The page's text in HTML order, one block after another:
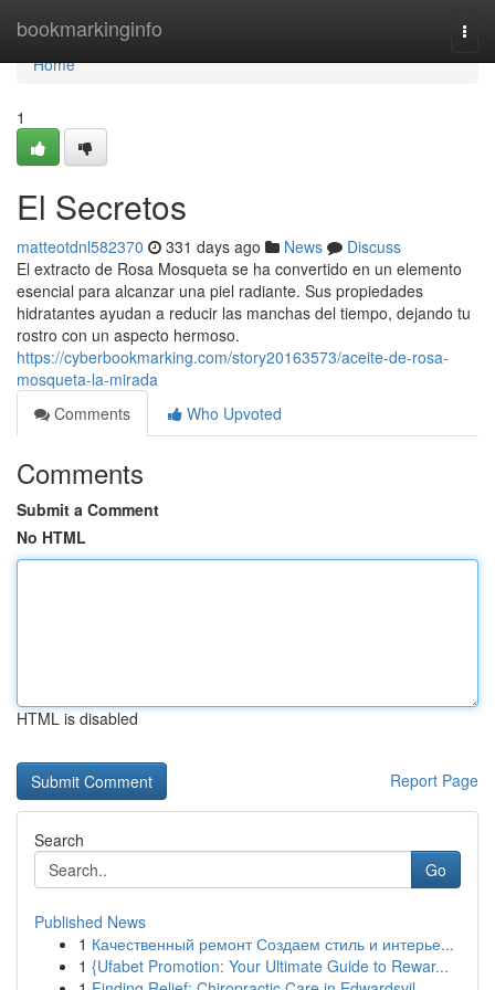
bookmarkinginfo
Home
Home
1
El Secretos
matteotdnl582370 331 days ago News
Discuss
El extracto de Rosa Mosqueta se ha convertido en un elemento
esencial para alcanzar una piel radiante. Sus propiedades
hidratantes ayudan a reducir las manchas del tiempo, dejando tu
rostro con un aspecto hermoso.
https://cyberbookmarking.com/story20163573/aceite-de-rosa-
mosqueta-la-mirada
Comments
Who Upvoted
Comments
Submit a Comment
No HTML
HTML is disabled
Report Page
Search
Go
Published News
1 Качественный ремонт Создаем стиль и интерье...
1 {Ufabet Promotion: Your Ultimate Guide to Rewar...